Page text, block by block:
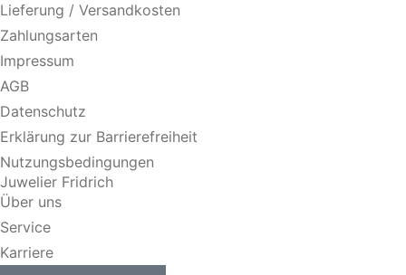
Lieferung / Versandkosten
Zahlungsarten
Impressum
AGB
Datenschutz
Erklärung zur Barrierefreiheit
Nutzungsbedingungen
Juwelier Fridrich
Über uns
Service
Karriere